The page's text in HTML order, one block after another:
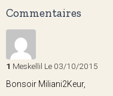
Commentaires
1 Meskellil Le 03/10/2015
Bonsoir Miliani2Keur,